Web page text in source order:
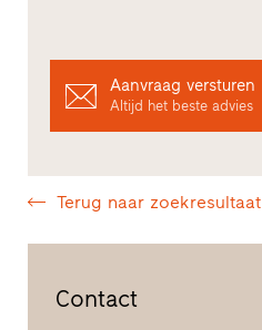
Aanvraag versturen
Altijd het beste advies
Terug naar zoekresultaat
Contact